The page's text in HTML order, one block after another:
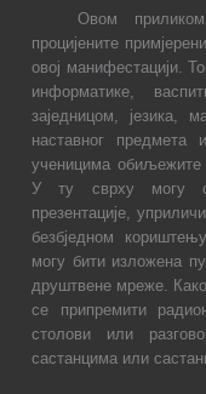
Овом
процијените
овој манифестацији.
информатике,
заједницом, језика,
наставног предмета
ученицима обиљежите
У ту сврху могу
презентације,
безбједном
могу бити изложена
друштвене мреже.
се припремити
столови или
састанцима или